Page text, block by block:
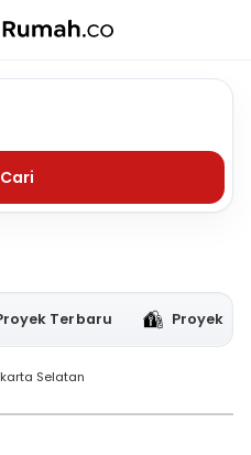
Cari
Terbaru Proyek
Selatan